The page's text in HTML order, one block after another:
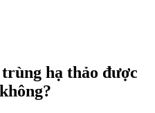
hạ thảo được